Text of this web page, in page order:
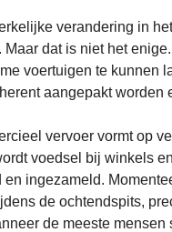
verandering in
Maar dat is niet het
voertuigen te kunnen
aangepakt worden
vervoer vormt op
voedsel bij winkels
en ingezameld.
de ochtendspits,
de meeste